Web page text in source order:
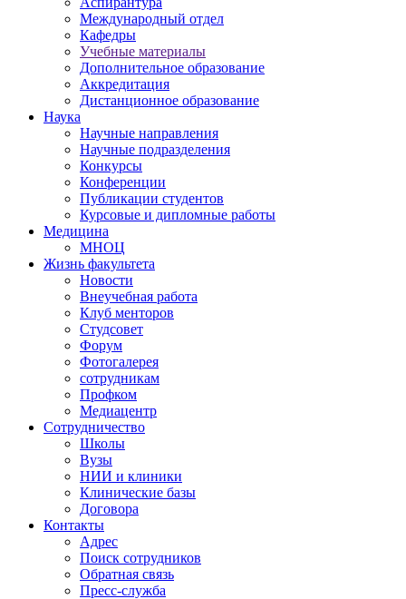
Международный отдел
Кафедры
Учебные материалы
Дополнительное образование
Аккредитация
Дистанционное образование
Наука
Научные направления
Научные подразделения
Конкурсы
Конференции
Публикации студентов
Курсовые и дипломные работы
Медицина
МНОЦ
Жизнь факультета
Новости
Внеучебная работа
Клуб менторов
Студсовет
Форум
Фотогалерея
сотрудникам
Профком
Медиацентр
Сотрудничество
Школы
Вузы
НИИ и клиники
Клинические базы
Договора
Контакты
Адрес
Поиск сотрудников
Обратная связь
Пресс-служба